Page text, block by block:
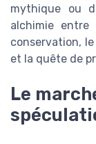
mythique ou
alchimie
conservation,
et la quête de
Le